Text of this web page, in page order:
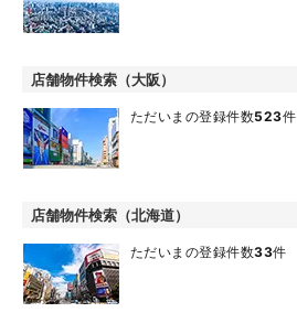
店舗物件検索（大阪）
ただいまの登録件数523件
店舗物件検索（北海道）
ただいまの登録件数33件